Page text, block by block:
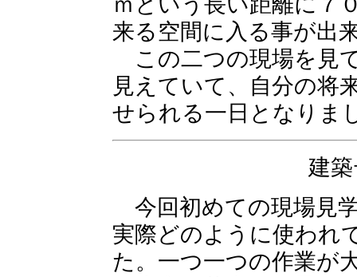
来る空間に入る事が出
この二つの現場を見
見えていて、自分の将
せられる一日となりま
建
今回初めての現場見
実際どのように使われ
た。一つ一つの作業が